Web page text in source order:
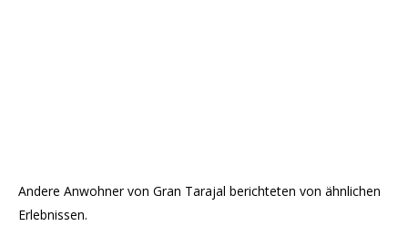
Andere Anwohner von Gran Tarajal berichteten von ähnlichen
Erlebnissen.